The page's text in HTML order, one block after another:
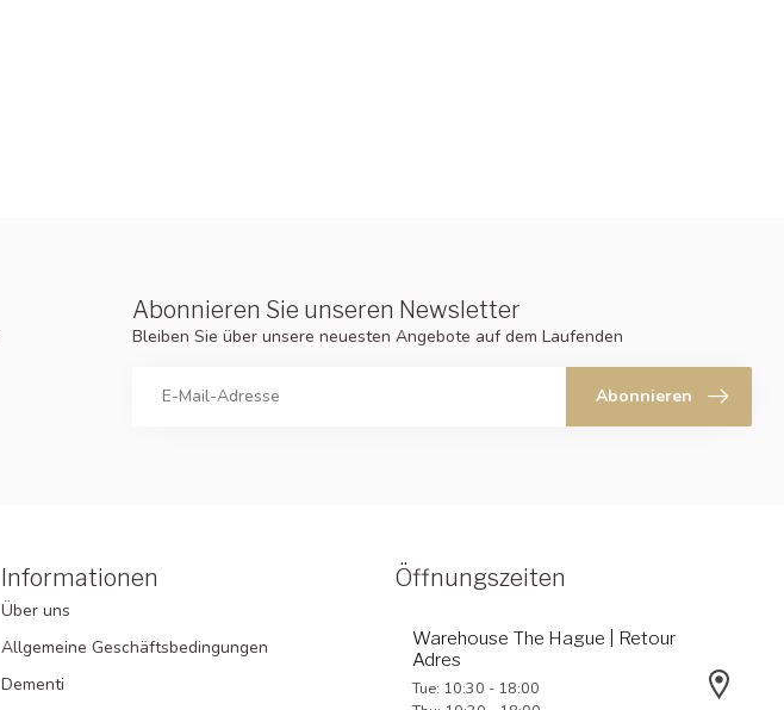
Abonnieren Sie unseren Newsletter
Bleiben Sie über unsere neuesten Angebote auf dem Laufenden
Abonnieren
Informationen
Über uns
Allgemeine Geschäftsbedingungen
Dementi
Öffnungszeiten
Warehouse The Hague | Retour
Adres
Tue: 10:30 - 18:00